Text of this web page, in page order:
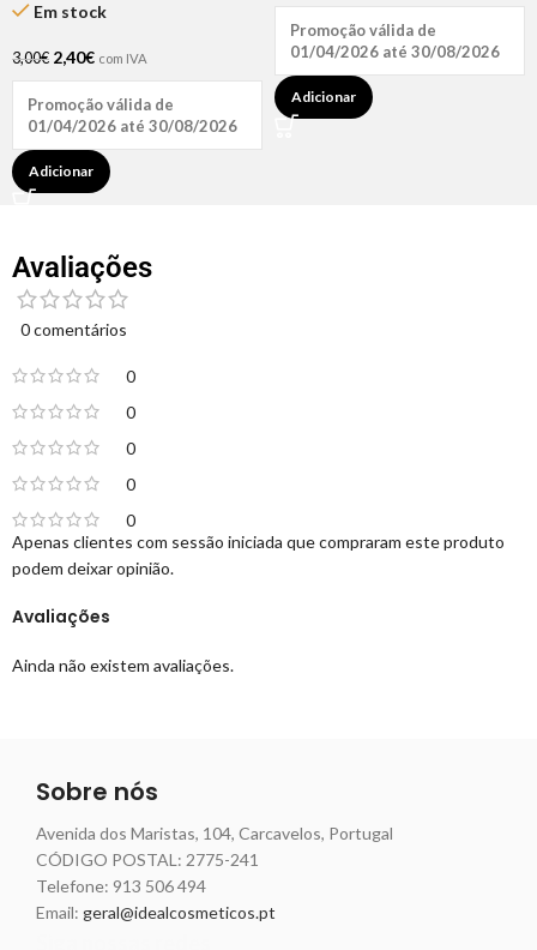
Em stock
3,00€ 2,40€ com IVA
Promoção válida de
01/04/2026 até 30/08/2026
Adicionar
Promoção válida de
01/04/2026 até 30/08/2026
Adicionar
Avaliações
0 comentários
0
0
0
0
0
Avaliações
Ainda não existem avaliações.
Apenas clientes com sessão iniciada que compraram este produto
podem deixar opinião.
Sobre nós
Avenida dos Maristas, 104, Carcavelos, Portugal
CÓDIGO POSTAL: 2775-241
Telefone: 913 506 494
Email: geral@idealcosmeticos.pt